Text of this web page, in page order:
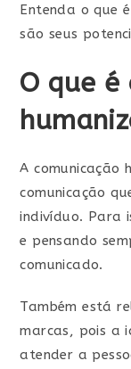
Entenda o que
são seus
O que é
A comunicação
comunicação
indivíduo. Para
e pensando
comunicado.
Também está
marcas, pois a
atender a